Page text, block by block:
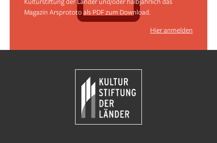
Magazin Arsprototo als PDF zum Download.
Hier anmelden